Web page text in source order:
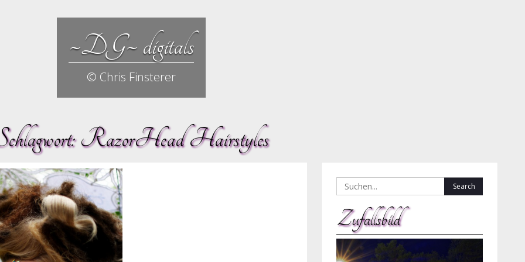
~DG~ digitals
© Chris Finsterer
RazorHead Hairstyles
Search
for:
Zufallsbild